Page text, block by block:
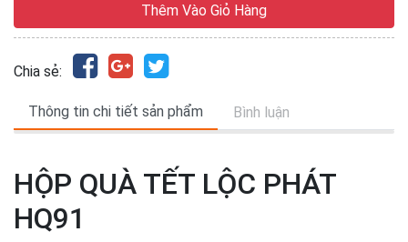
Thêm Vào Giỏ Hàng
Chia sẻ:
Thông tin chi tiết sản phẩm Bình luận
HỘP QUÀ TẾT LỘC PHÁT
HQ91